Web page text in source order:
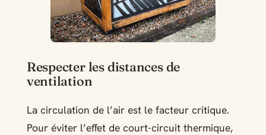
Respecter les distances de
ventilation
La circulation de l’air est le facteur critique.
Pour éviter l’effet de court-circuit thermique,